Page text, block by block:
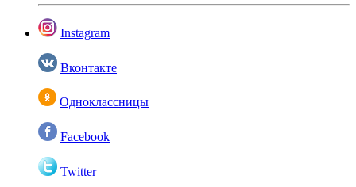
Instagram
Вконтакте
Одноклассницы
Facebook
Twitter